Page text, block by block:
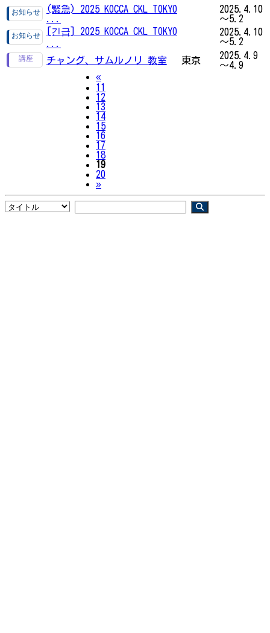
(緊急) 2025 KOCCA CKL TOKYO
2025.4.10
～5.2
[긴급] 2025 KOCCA CKL TOKYO
2025.4.10
～5.2
チャング、サムルノリ 教室
東京
2025.4.9
～4.9
«Previous
11
12
13
14
15
16
17
18
19
20
»Next